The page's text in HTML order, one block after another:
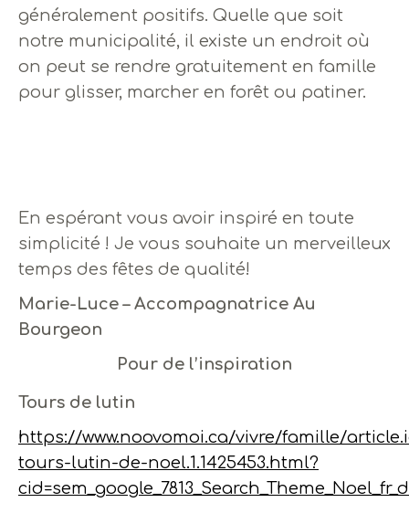
généralement positifs. Quelle que soit
notre municipalité, il existe un endroit où
on peut se rendre gratuitement en famille
pour glisser, marcher en forêt ou patiner.
En espérant vous avoir inspiré en toute
simplicité ! Je vous souhaite un merveilleux
temps des fêtes de qualité!
Marie-Luce – Accompagnatrice Au
Bourgeon
Pour de l’inspiration
Tours de lutin
https://www.noovomoi.ca/vivre/famille/
tours-lutin-de-noel.1.1425453.html?